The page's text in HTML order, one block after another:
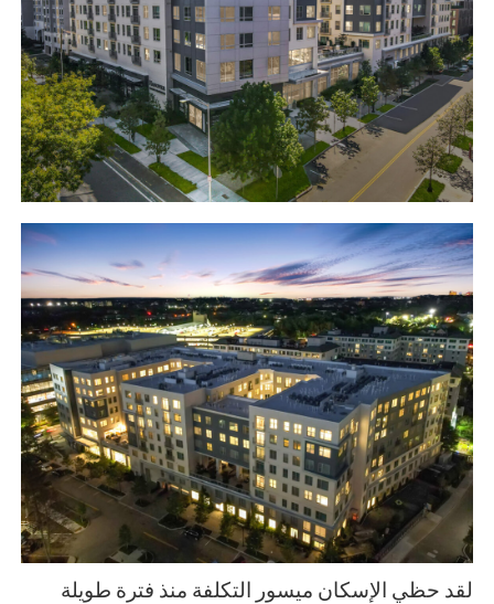
لقد حظي الإسكان ميسور التكلفة منذ فترة طويلة